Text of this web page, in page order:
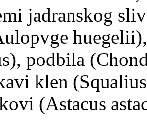
jadranskog
podbila
klen
(Astacus